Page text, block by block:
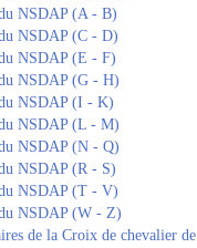
NSDAP (A - B)
NSDAP (C - D)
NSDAP (E - F)
NSDAP (G - H)
NSDAP (I - K)
NSDAP (L - M)
NSDAP (N - Q)
NSDAP (R - S)
NSDAP (T - V)
NSDAP (W - Z)
de la Croix de chevalier de